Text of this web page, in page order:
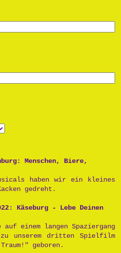
Menschen, Biere,
haben wir ein kleines
gedreht.
Käseburg - Lebe Deinen
auf einem langen Spaziergang
unserem dritten Spielfilm
geboren.